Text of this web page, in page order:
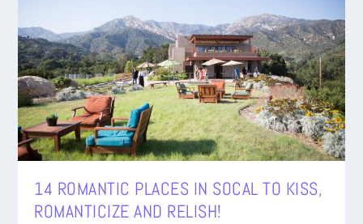
14 ROMANTIC PLACES IN SOCAL TO KISS,
ROMANTICIZE AND RELISH!